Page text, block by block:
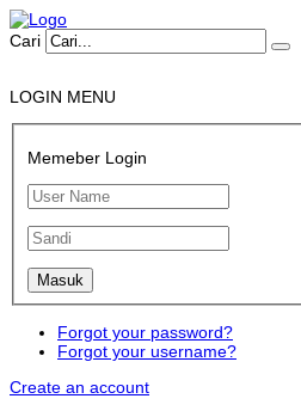
Cari
LOGIN MENU
Memeber Login
Forgot your password?
Forgot your username?
Create an account